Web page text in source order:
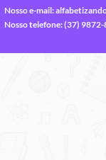
Nosso e-mail:
Nosso telefone: (37)